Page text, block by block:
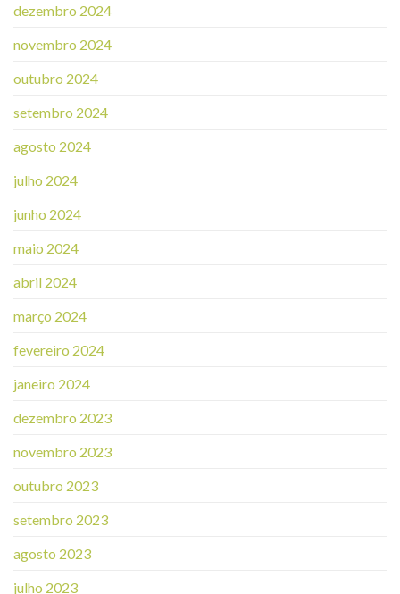
dezembro 2024
novembro 2024
outubro 2024
setembro 2024
agosto 2024
julho 2024
junho 2024
maio 2024
abril 2024
março 2024
fevereiro 2024
janeiro 2024
dezembro 2023
novembro 2023
outubro 2023
setembro 2023
agosto 2023
julho 2023